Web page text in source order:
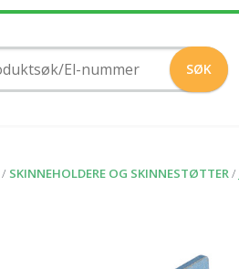
/ SKINNEHOLDERE OG SKINNESTØTTER /